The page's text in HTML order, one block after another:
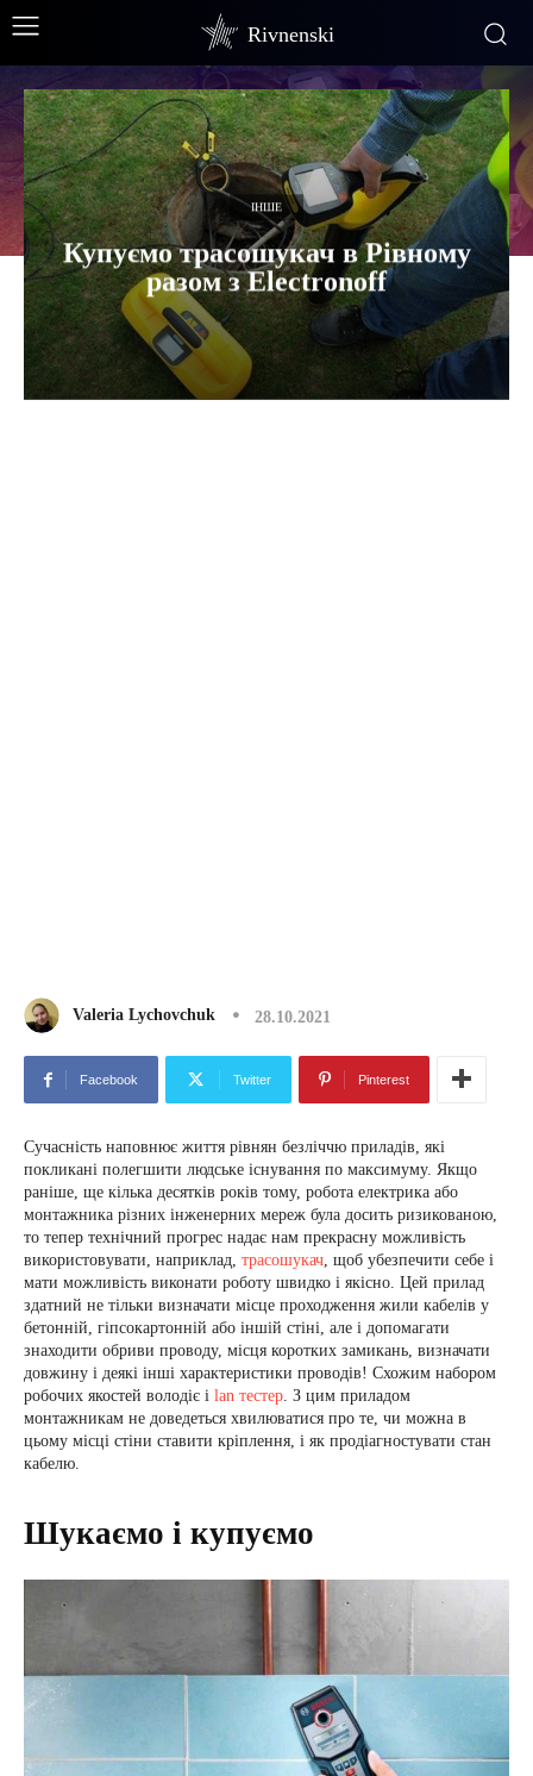
Rivnenski
ІНШЕ
Купуємо трасошукач в Рівному
разом з Electronoff
Valeria Lychovchuk 28.10.2021
Facebook Twitter Pinterest
Сучасність наповнює життя рівнян безліччю приладів, які
покликані полегшити людське існування по максимуму. Якщо
раніше, ще кілька десятків років тому, робота електрика або
монтажника різних інженерних мереж була досить ризикованою,
то тепер технічний прогрес надає нам прекрасну можливість
використовувати, наприклад, трасошукач, щоб убезпечити себе і
мати можливість виконати роботу швидко і якісно. Цей прилад
здатний не тільки визначати місце проходження жили кабелів у
бетонній, гіпсокартонній або іншій стіні, але і допомагати
знаходити обриви проводу, місця коротких замикань, визначати
довжину і деякі інші характеристики проводів! Схожим набором
робочих якостей володіє і lan тестер. З цим приладом
монтажникам не доведеться хвилюватися про те, чи можна в
цьому місці стіни ставити кріплення, і як продіагностувати стан
кабелю.
Шукаємо і купуємо